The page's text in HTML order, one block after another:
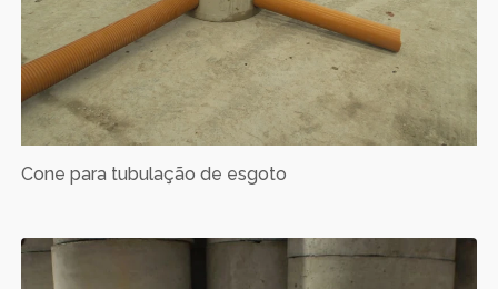
Cone para tubulação de esgoto